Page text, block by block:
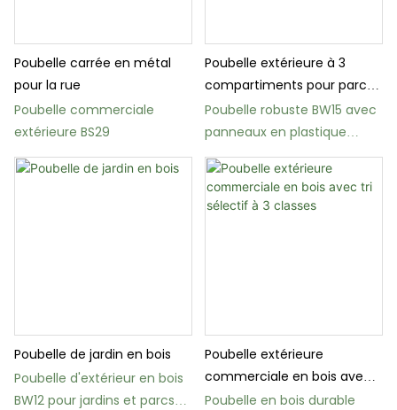
Poubelle carrée en métal
pour la rue
Poubelle commerciale
extérieure BS29
Poubelle extérieure à 3
compartiments pour parcs
et rues
Poubelle robuste BW15 avec
panneaux en plastique
imitation bois ou en bois
massif
Poubelle de jardin en bois
Poubelle d'extérieur en bois
BW12 pour jardins et parcs
Poubelle extérieure
commerciale en bois avec
tri sélectif à 3 classes
Poubelle en bois durable